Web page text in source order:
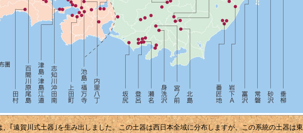
｢遠賀川式土器｣を生み出しました。この土器は西日本全域に分布しますが、この系統の土器は東